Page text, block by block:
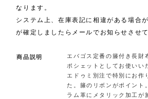
なります。
システム上、在庫表記に相違がある場合
が確定しましたらメールでお知らせさせて
商品説明
エバゴス定番の籐付き長財
ポシェットとしてお使いい
エドゥミ別注で特別にお作
た。籐のリボンがポイント
ラム革にメタリック加工が